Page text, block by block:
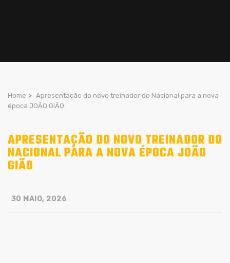
Home > Apresentação do novo treinador do Nacional para a nova
época JOÃO GIÃO
APRESENTAÇÃO DO NOVO TREINADOR DO
NACIONAL PARA A NOVA ÉPOCA JOÃO
GIÃO
30 MAIO, 2026